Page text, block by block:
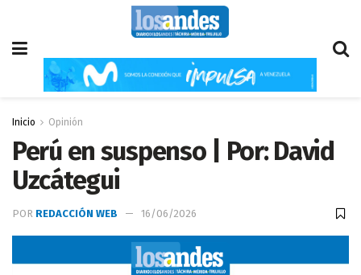
Inicio Opinión
Perú en suspenso | Por: David
Uzcátegui
POR REDACCIÓN WEB 16/06/2026